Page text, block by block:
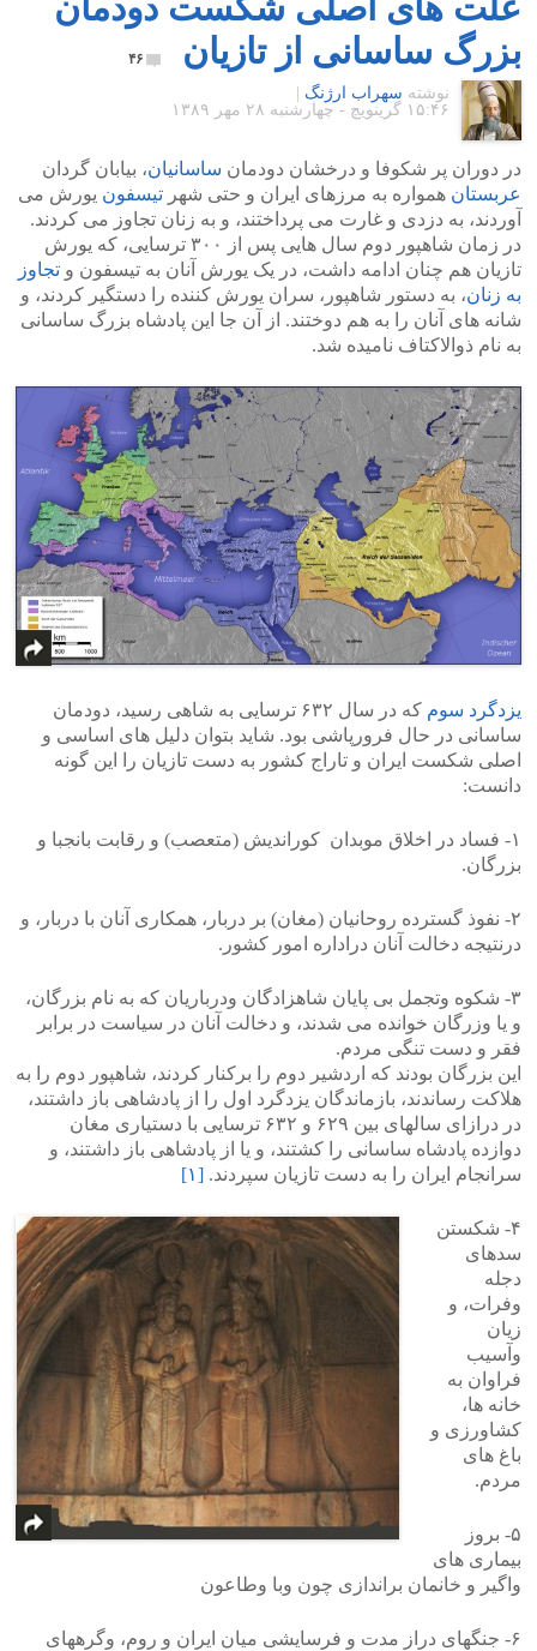
بزرگ ساسانی از تازیان
۴۶
نوشته سهراب ارژنگ
۱۵:۴۶ گرينويچ - چهارشنبه ۲۸ مهر ۱۳۸۹
در دوران پر شکوفا و درخشان دودمان ساسانیان، بیابان گردان
عربستان همواره به مرزهای ایران و حتی شهر تیسفون یورش می
آوردند، به دزدی و غارت می پرداختند، و به زنان تجاوز می کردند.
در زمان شاهپور دوم سال هایی پس از ۳۰۰ ترسایی، که یورش
تازیان هم چنان ادامه داشت، در یک یورش آنان به تیسفون و تجاوز
به زنان، به دستور شاهپور، سران یورش کننده را دستگیر کردند، و
شانه های آنان را به هم دوختند. از آن جا این پادشاه بزرگ ساسانی
به نام ذوالاکتاف نامیده شد.
یزدگرد سوم
که در سال ۶۳۲ ترسایی به شاهی رسید، دودمان
ساسانی در حال فرورپاشی بود. شاید بتوان دلیل های اساسی و
اصلی شکست ایران و تاراج کشور به دست تازیان را این گونه
دانست:
۱- فساد در اخلاق موبدان کوراندیش (متعصب) و رقابت بانجبا و
بزرگان.
۲- نفوذ گسترده روحانیان (مغان) بر دربار، همکاری آنان با دربار، و
درنتیجه دخالت آنان دراداره امور کشور.
۳- شکوه وتجمل بی پایان شاهزادگان ودرباریان که به نام بزرگان،
و یا وزرگان خوانده می شدند، و دخالت آنان در سیاست در برابر
فقر و دست تنگی مردم.
این بزرگان بودند که اردشیر دوم را برکنار کردند، شاهپور دوم را به
هلاکت رساندند، بازماندگان یزدگرد اول را از پادشاهی باز داشتند،
در درازای سالهای بین ۶۲۹ و ۶۳۲ ترسایی با دستیاری مغان
دوازده پادشاه ساسانی را کشتند، و یا از پادشاهی باز داشتند، و
سرانجام ایران را به دست تازیان سپردند. [۱]
۴- شکستن
سدهای
دجله
وفرات، و
زیان
وآسیب
فراوان به
خانه ها،
کشاورزی و
باغ های
مردم.
۵- بروز
بیماری های
واگیر و خانمان براندازی چون وبا وطاعون
۶- جنگهای دراز مدت و فرسایشی میان ایران و روم، وگرههای